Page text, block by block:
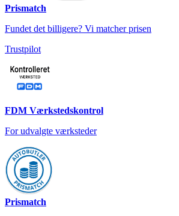
Prismatch
Fundet det billigere? Vi matcher prisen
Trustpilot
FDM Værkstedskontrol
For udvalgte værksteder
Prismatch